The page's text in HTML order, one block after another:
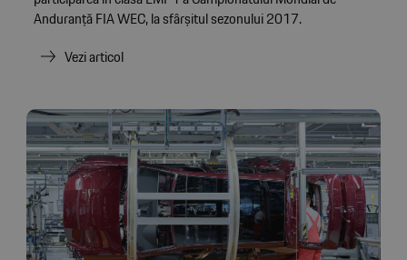
Anduranță FIA WEC, la sfârșitul sezonului 2017.
Vezi articol